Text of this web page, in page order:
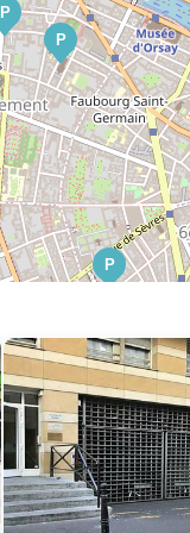
P
P
P
P